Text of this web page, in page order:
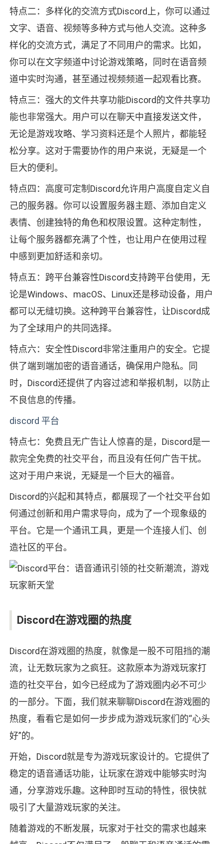
特点二：多样化的交流方式Discord上，你可以通过
文字、语音、视频等多种方式与他人交流。这种多
样化的交流方式，满足了不同用户的需求。比如，
你可以在文字频道中讨论游戏策略，同时在语音频
道中实时沟通，甚至通过视频频道一起观看比赛。
特点三：强大的文件共享功能Discord的文件共享功
能也非常强大。用户可以在聊天中直接发送文件，
无论是游戏攻略、学习资料还是个人照片，都能轻
松分享。这对于需要协作的用户来说，无疑是一个
巨大的便利。
特点四：高度可定制Discord允许用户高度自定义自
己的服务器。你可以设置服务器主题、添加自定义
表情、创建独特的角色和权限设置。这种定制性，
让每个服务器都充满了个性，也让用户在使用过程
中感到更加舒适和亲切。
特点五：跨平台兼容性Discord支持跨平台使用，无
论是Windows、macOS、Linux还是移动设备，用户
都可以无缝切换。这种跨平台兼容性，让Discord成
为了全球用户的共同选择。
特点六：安全性Discord非常注重用户的安全。它提
供了端到端加密的语音通话，确保用户隐私。同
时，Discord还提供了内容过滤和举报机制，以防止
不良信息的传播。
discord 平台
特点七：免费且无广告让人惊喜的是，Discord是一
款完全免费的社交平台，而且没有任何广告干扰。
这对于用户来说，无疑是一个巨大的福音。
Discord的兴起和其特点，都展现了一个社交平台如
何通过创新和用户需求导向，成为了一个现象级的
平台。它是一个通讯工具，更是一个连接人们、创
造社区的平台。
Discord在游戏圈的热度
Discord在游戏圈的热度，就像是一股不可阻挡的潮
流，让无数玩家为之疯狂。这款原本为游戏玩家打
造的社交平台，如今已经成为了游戏圈内必不可少
的一部分。下面，我们就来聊聊Discord在游戏圈的
热度，看看它是如何一步步成为游戏玩家们的“心头
好”的。
开始，Discord就是专为游戏玩家设计的。它提供了
稳定的语音通话功能，让玩家在游戏中能够实时沟
通，分享游戏乐趣。这种即时互动的特性，很快就
吸引了大量游戏玩家的关注。
随着游戏的不断发展，玩家对于社交的需求也越来